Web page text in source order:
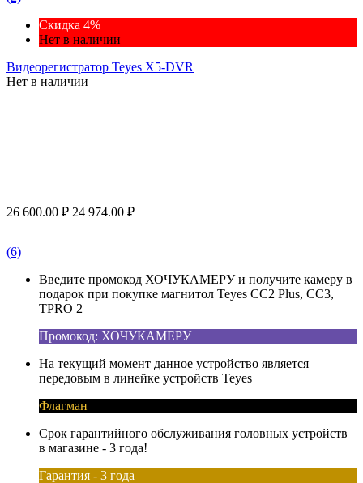
Скидка 4%
Нет в наличии
Видеорегистратор Teyes X5-DVR
Нет в наличии
26 600.00 ₽ 24 974.00 ₽
(6)
Введите промокод ХОЧУКАМЕРУ и получите камеру в
подарок при покупке магнитол Teyes CC2 Plus, CC3,
TPRO 2
Промокод: ХОЧУКАМЕРУ
На текущий момент данное устройство является
передовым в линейке устройств Teyes
Флагман
Срок гарантийного обслуживания головных устройств
в магазине - 3 года!
Гарантия - 3 года